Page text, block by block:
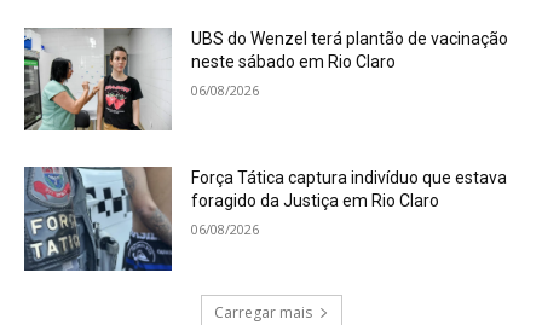
UBS do Wenzel terá plantão de vacinação
neste sábado em Rio Claro
06/08/2026
Força Tática captura indivíduo que estava
foragido da Justiça em Rio Claro
06/08/2026
Carregar mais